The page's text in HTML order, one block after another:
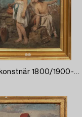
Okänd konstnär 1800/1900-tal